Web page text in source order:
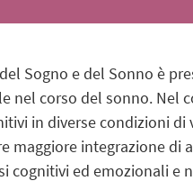
Sogno e del Sonno è
nel corso del sonno.
in diverse condizioni
maggiore integrazione
cognitivi ed emozionali e